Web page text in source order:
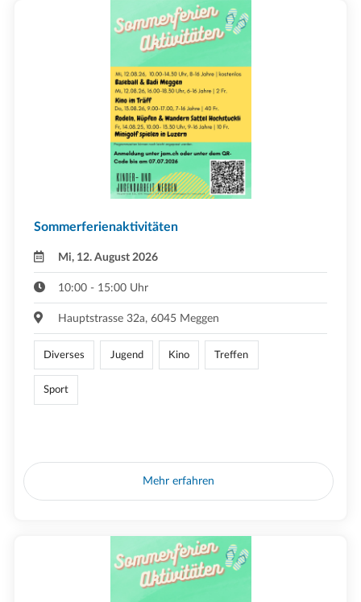
Sommerferienaktivitäten
Mi, 12. August 2026
10:00 - 15:00 Uhr
Hauptstrasse 32a, 6045 Meggen
Diverses Jugend Kino Treffen
Sport
Mehr erfahren